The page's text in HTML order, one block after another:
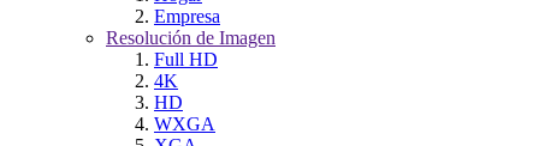
Empresa
Resolución de Imagen
Full HD
4K
HD
WXGA